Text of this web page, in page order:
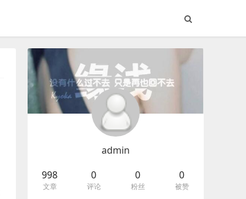
admin
998
文章
0
评论
0
粉丝
0
被赞